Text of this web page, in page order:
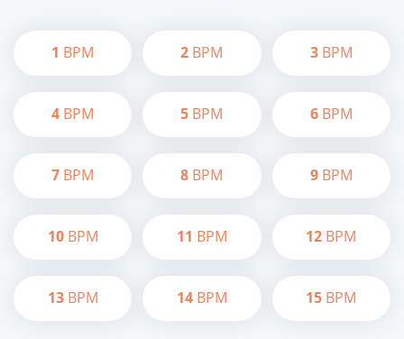
1 BPM 2 BPM 3BPM
4 BPM 5 BPM 6BPM
7 BPM 8 BPM 9BPM
10BPM 11 BPM 12 BPM
13BPM 14BPM 15 BPM